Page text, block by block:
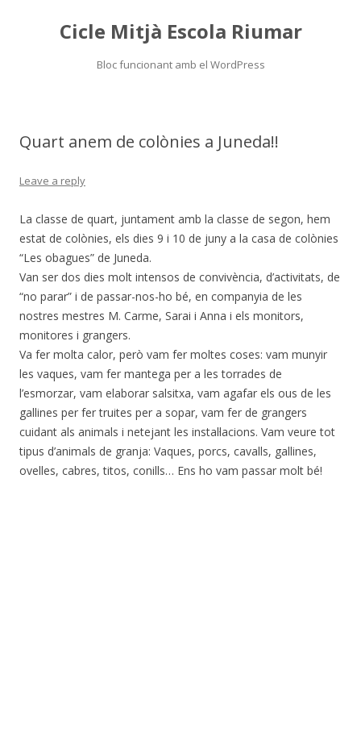
Cicle Mitjà Escola Riumar
Bloc funcionant amb el WordPress
Quart anem de colònies a Juneda!!
Leave a reply
La classe de quart, juntament amb la classe de segon, hem
estat de colònies, els dies 9 i 10 de juny a la casa de colònies
“Les obagues” de Juneda.
Van ser dos dies molt intensos de convivència, d’activitats, de
“no parar” i de passar-nos-ho bé, en companyia de les
nostres mestres M. Carme, Sarai i Anna i els monitors,
monitores i grangers.
Va fer molta calor, però vam fer moltes coses: vam munyir
les vaques, vam fer mantega per a les torrades de
l’esmorzar, vam elaborar salsitxa, vam agafar els ous de les
gallines per fer truites per a sopar, vam fer de grangers
cuidant als animals i netejant les instal·lacions. Vam veure tot
tipus d’animals de granja: Vaques, porcs, cavalls, gallines,
ovelles, cabres, titos, conills… Ens ho vam passar molt bé!